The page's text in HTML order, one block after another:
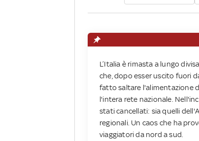
L’Italia è rimasta a lungo
che, dopo esser uscito fuori
fatto saltare l'alimentazione
l'intera rete nazionale.
stati cancellati: sia quelli
regionali. Un caos che ha
viaggiatori da nord a sud.